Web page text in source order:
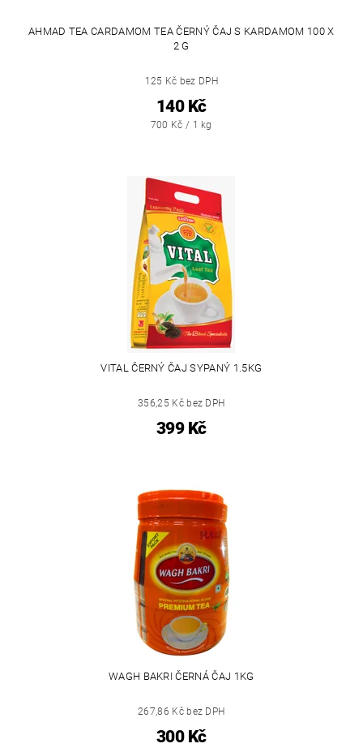
AHMAD TEA CARDAMOM TEA ČERNÝ ČAJ S KARDAMOM 100 X
2 G
125 Kč bez DPH
140 Kč
700 Kč / 1 kg
VITAL ČERNÝ ČAJ SYPANÝ 1.5KG
356,25 Kč bez DPH
399 Kč
WAGH BAKRI ČERNÁ ČAJ 1KG
267,86 Kč bez DPH
300 Kč